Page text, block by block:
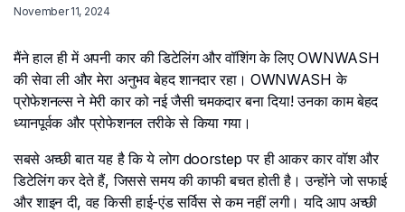
November 11, 2024
मैंने हाल ही में अपनी कार की डिटेलिंग और वॉशिंग के लिए OWNWASH
की सेवा ली और मेरा अनुभव बेहद शानदार रहा। OWNWASH के
प्रोफेशनल्स ने मेरी कार को नई जैसी चमकदार बना दिया! उनका काम बेहद
ध्यानपूर्वक और प्रोफेशनल तरीके से किया गया।
सबसे अच्छी बात यह है कि ये लोग doorstep पर ही आकर कार वॉश और
डिटेलिंग कर देते हैं, जिससे समय की काफी बचत होती है। उन्होंने जो सफाई
और शाइन दी, वह किसी हाई-एंड सर्विस से कम नहीं लगी। यदि आप अच्छी